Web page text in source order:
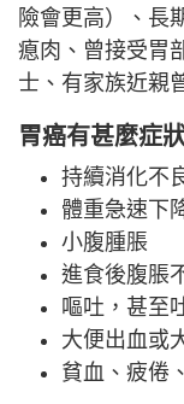
險會更高）、長
瘜肉、曾接受胃
士、有家族近親
胃癌有甚麼症
持續消化不
體重急速下
小腹腫脹
進食後腹脹
嘔吐，甚至
大便出血或
貧血、疲倦